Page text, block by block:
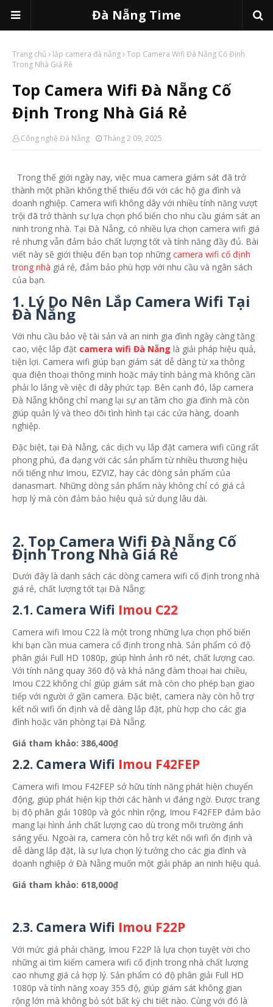
Đà Nẵng Time
Trang chủ lắp camera đà nẵng Top Camera Wifi Đà Nẵng Cố Định
Trong Nhà Giá Rẻ
Top Camera Wifi Đà Nẵng Cố
Định Trong Nhà Giá Rẻ
Công nghệ Đà Nẵng Tháng 2 09, 2025
Trong thế giới ngày nay, việc mua camera giám sát đã trở
thành một phần không thể thiếu đối với các hộ gia đình và
doanh nghiệp. Camera wifi không dây với nhiều tính năng vượt
trội đã trở thành sự lựa chọn phổ biến cho nhu cầu giám sát an
ninh trong nhà. Tại Đà Nẵng, có nhiều lựa chọn camera wifi giá
rẻ nhưng vẫn đảm bảo chất lượng tốt và tính năng đầy đủ. Bài
viết này sẽ giới thiệu đến bạn top những camera wifi cố định
trong nhà giá rẻ, đảm bảo phù hợp với nhu cầu và ngân sách
của bạn.
1. Lý Do Nên Lắp Camera Wifi Tại
Đà Nẵng
Với nhu cầu bảo vệ tài sản và an ninh gia đình ngày càng tăng
cao, việc lắp đặt camera wifi Đà Nẵng là giải pháp hiệu quả,
tiện lợi. Camera wifi giúp bạn giám sát dễ dàng từ xa thông
qua điện thoại thông minh hoặc máy tính bảng mà không cần
phải lo lắng về việc đi dây phức tạp. Bên cạnh đó, lắp camera
Đà Nẵng không chỉ mang lại sự an tâm cho gia đình mà còn
giúp quản lý và theo dõi tình hình tại các cửa hàng, doanh
nghiệp.
Đặc biệt, tại Đà Nẵng, các dịch vụ lắp đặt camera wifi cũng rất
phong phú, đa dạng với các sản phẩm từ nhiều thương hiệu
nổi tiếng như Imou, EZVIZ, hay các dòng sản phẩm của
danasmart. Những dòng sản phẩm này không chỉ có giá cả
hợp lý mà còn đảm bảo hiệu quả sử dụng lâu dài.
2. Top Camera Wifi Đà Nẵng Cố
Định Trong Nhà Giá Rẻ
Dưới đây là danh sách các dòng camera wifi cố định trong nhà
giá rẻ, chất lượng tốt tại Đà Nẵng:
2.1. Camera Wifi Imou C22
Camera wifi Imou C22 là một trong những lựa chọn phổ biến
khi bạn cần mua camera cố định trong nhà. Sản phẩm có độ
phân giải Full HD 1080p, giúp hình ảnh rõ nét, chất lượng cao.
Với tính năng quay 360 độ và khả năng đàm thoại hai chiều,
Imou C22 không chỉ giúp giám sát mà còn cho phép bạn giao
tiếp với người ở gần camera. Đặc biệt, camera này còn hỗ trợ
kết nối wifi ổn định và dễ dàng lắp đặt, phù hợp cho các gia
đình hoặc văn phòng tại Đà Nẵng.
Giá tham khảo: 386,400₫
2.2. Camera Wifi Imou F42FEP
Camera wifi Imou F42FEP sở hữu tính năng phát hiện chuyển
động, giúp phát hiện kịp thời các hành vi đáng ngờ. Được trang
bị độ phân giải 1080p và góc nhìn rộng, Imou F42FEP đảm bảo
mang lại hình ảnh chất lượng cao dù trong môi trường ánh
sáng yếu. Ngoài ra, camera còn hỗ trợ kết nối wifi ổn định và
dễ dàng lắp đặt, là sự lựa chọn lý tưởng cho các gia đình và
doanh nghiệp ở Đà Nẵng muốn một giải pháp an ninh hiệu quả.
Giá tham khảo: 618,000₫
2.3. Camera Wifi Imou F22P
Với mức giá phải chăng, Imou F22P là lựa chọn tuyệt vời cho
những ai tìm kiếm camera wifi cố định trong nhà chất lượng
cao nhưng giá cả hợp lý. Sản phẩm có độ phân giải Full HD
1080p và tính năng xoay 355 độ, giúp giám sát không gian
rộng lớn mà không bỏ sót bất kỳ chi tiết nào. Cùng với đó là